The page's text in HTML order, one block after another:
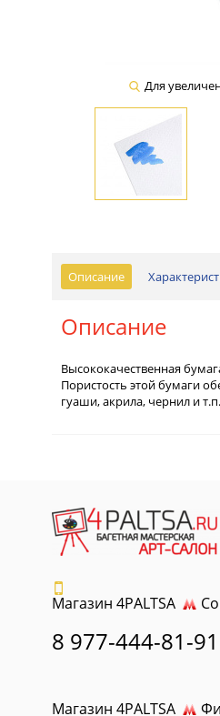
Для
Описание
Описание
Высококачественная
Пористость этой бумаги
гуаши, акрила, чернил и
Магазин 4PALTSA
8 977-444-81-91
Магазин 4PALTSA